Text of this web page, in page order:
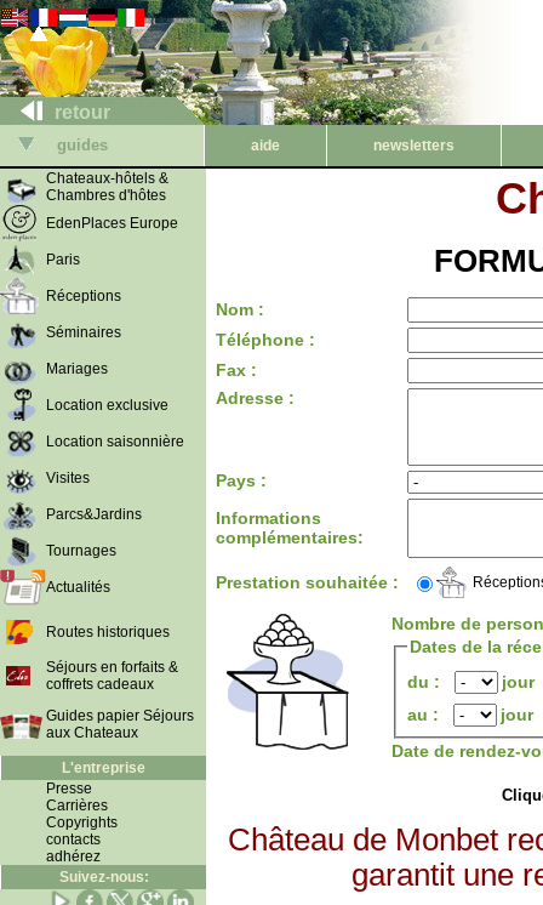
retour
guides aide
newsletters
Chateaux-hôtels &
Chambres d'hôtes
EdenPlaces Europe
Paris
Réceptions
Séminaires
Mariages
Location exclusive
Location saisonnière
Visites
Parcs&Jardins
Tournages
Actualités
Routes historiques
Séjours en forfaits &
coffrets cadeaux
Guides papier Séjours
aux Chateaux
L'entreprise
Presse
Carrières
Copyrights
contacts
adhérez
Suivez-nous:
Nom :
Téléphone :
Fax :
Adresse :
Pays :
Informations
complémentaires:
Prestation souhaitée :
Nombre de
Dates de la
du :
jour
au :
jour
Date de rendez-
Château de Monbet
garantit une